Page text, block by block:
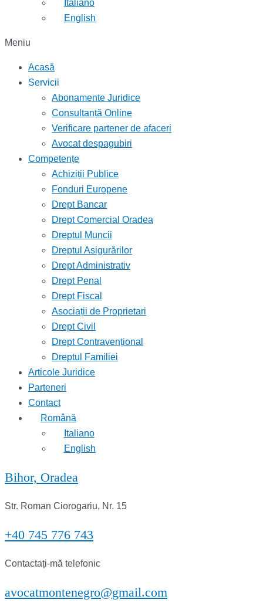
Italiano
English
Meniu
Acasă
Servicii
Abonamente Juridice
Consultanță Online
Verificare partener de afaceri
Avocat despagubiri
Competențe
Achiziții Publice
Fonduri Europene
Drept Bancar
Drept Comercial Oradea
Dreptul Muncii
Dreptul Asigurărilor
Drept Administrativ
Drept Penal
Drept Fiscal
Asociații de Proprietari
Drept Civil
Drept Contravențional
Dreptul Familiei
Articole Juridice
Parteneri
Contact
Română
Italiano
English
Bihor, Oradea
Str. Roman Ciorogariu, Nr. 15
+40 745 776 743
Contactați-mă telefonic
avocatmontenegro@gmail.com